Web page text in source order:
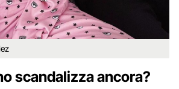
scandalizza ancora?